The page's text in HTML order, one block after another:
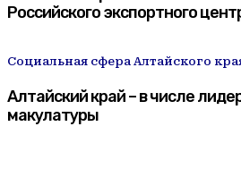
Российского экспортного
Социальная сфера Алтайского
Алтайский край – в числе
макулатуры